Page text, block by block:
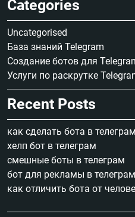
Categories
Uncategorised
База знаний Telegram
Создание ботов для
Услуги по раскрутке
Recent Posts
как сделать бота в телеграм
хелп бот в телеграм
смешные боты в телеграм
бот для рекламы в телеграм
как отличить бота от